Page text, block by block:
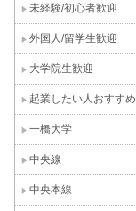
未経験/初心者歓迎
外国人/留学生歓迎
大学院生歓迎
起業したい人おすすめ
一橋大学
中央線
中央本線